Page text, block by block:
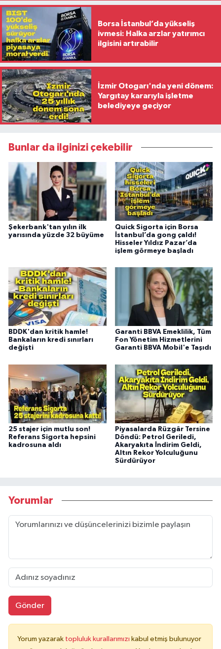
Borsa İstanbul’da yükseliş
ivmesi: Halka arzlar yatırımcı
ilgisini artırabilir
İzmir Otogarı'nda yeni dönem:
Yargıtay kararıyla işletme
belediyeye geçiyor
Bunlar da ilginizi çekebilir
Şekerbank'tan yılın ilk
yarısında yüzde 32 büyüme
Quick Sigorta için Borsa
İstanbul’da gong çaldı!
Hisseler Yıldız Pazar’da
işlem görmeye başladı
BDDK'dan kritik hamle!
Bankaların kredi sınırları
değişti
Garanti BBVA Emeklilik, Tüm
Fon Yönetim Hizmetlerini
Garanti BBVA Mobil'e Taşıdı
25 stajer için mutlu son!
Referans Sigorta hepsini
kadrosuna aldı
Piyasalarda Rüzgâr Tersine
Döndü: Petrol Geriledi,
Akaryakıta İndirim Geldi,
Altın Rekor Yolculuğunu
Sürdürüyor
Yorumlar
Gönder
Yorum yazarak topluluk kurallarımızı kabul etmiş bulunuyor